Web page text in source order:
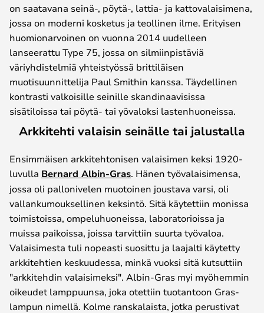
on saatavana seinä-, pöytä-, lattia- ja kattovalaisimena,
jossa on moderni kosketus ja teollinen ilme. Erityisen
huomionarvoinen on vuonna 2014 uudelleen
lanseerattu Type 75, jossa on silmiinpistäviä
väriyhdistelmiä yhteistyössä brittiläisen
muotisuunnittelija Paul Smithin kanssa. Täydellinen
kontrasti valkoisille seinille skandinaavisissa
sisätiloissa tai pöytä- tai yövaloksi lastenhuoneissa.
Arkkitehti valaisin seinälle tai jalustalla
Ensimmäisen arkkitehtonisen valaisimen keksi 1920-
luvulla Bernard Albin-Gras. Hänen työvalaisimensa,
jossa oli pallonivelen muotoinen joustava varsi, oli
vallankumouksellinen keksintö. Sitä käytettiin monissa
toimistoissa, ompeluhuoneissa, laboratorioissa ja
muissa paikoissa, joissa tarvittiin suurta työvaloa.
Valaisimesta tuli nopeasti suosittu ja laajalti käytetty
arkkitehtien keskuudessa, minkä vuoksi sitä kutsuttiin
"arkkitehdin valaisimeksi". Albin-Gras myi myöhemmin
oikeudet lamppuunsa, joka otettiin tuotantoon Gras-
lampun nimellä. Kolme ranskalaista, jotka perustivat